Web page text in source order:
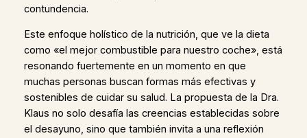
contundencia.
Este enfoque holístico de la nutrición, que ve la dieta
como «el mejor combustible para nuestro coche», está
resonando fuertemente en un momento en que
muchas personas buscan formas más efectivas y
sostenibles de cuidar su salud. La propuesta de la Dra.
Klaus no solo desafía las creencias establecidas sobre
el desayuno, sino que también invita a una reflexión